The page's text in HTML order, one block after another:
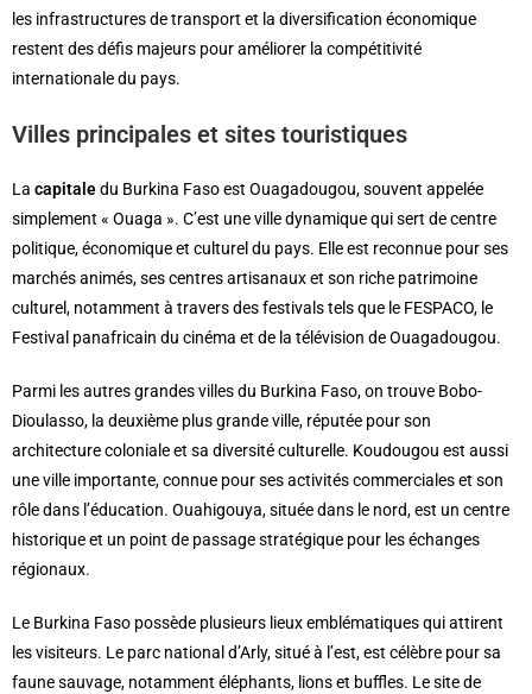
les infrastructures de transport et la diversification économique
restent des défis majeurs pour améliorer la compétitivité
internationale du pays.
Villes principales et sites touristiques
La capitaledu Burkina Faso est Ouagadougou, souvent appelée
simplement « Ouaga ». C’est une ville dynamique qui sert de centre
politique, économique et culturel du pays. Elle est reconnue pour ses
marchés animés, ses centres artisanaux et son riche patrimoine
culturel, notamment à travers des festivals tels que le FESPACO, le
Festival panafricain du cinéma et de la télévision de Ouagadougou.
Parmi les autres grandes villes du Burkina Faso, on trouve Bobo-
Dioulasso, la deuxième plus grande ville, réputée pour son
architecture coloniale et sa diversité culturelle. Koudougou est aussi
une ville importante, connue pour ses activités commerciales et son
rôle dans l’éducation. Ouahigouya, située dans le nord, est un centre
historique et un point de passage stratégique pour les échanges
régionaux.
Le Burkina Faso possède plusieurs lieux emblématiques qui attirent
les visiteurs. Le parc national d’Arly, situé à l’est, est célèbre pour sa
faune sauvage, notamment éléphants, lions et buffles. Le site de